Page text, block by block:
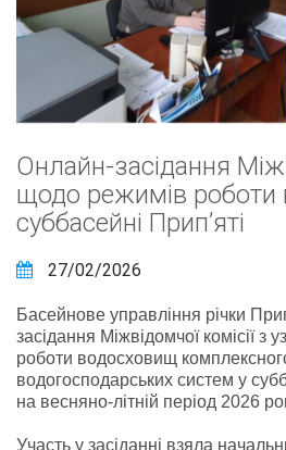
Онлайн-засідання
щодо режимів роботи
суббасейні Прип’яті
27/02/2026
Басейнове управління річки
засідання Міжвідомчої комісії з
роботи водосховищ
водогосподарських систем у
на весняно-літній період 2026
Участь у засіданні взяла